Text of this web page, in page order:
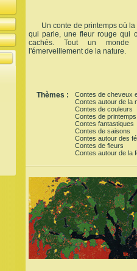
Un conte de printemps où la
qui parle, une fleur rouge qui
cachés. Tout un monde
l'émerveillement de la nature.
Thèmes :
Contes de cheveux
Contes autour de la
Contes de couleurs
Contes de printemps
Contes fantastiques
Contes de saisons
Contes autour des
Contes de fleurs
Contes autour de la